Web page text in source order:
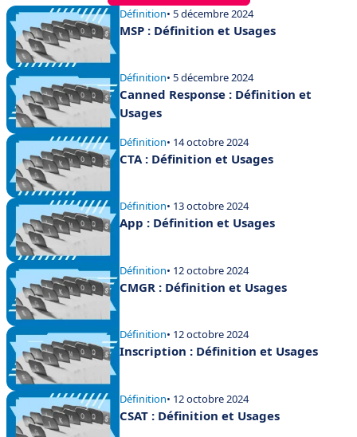
Définition• 5 décembre 2024
MSP : Définition et Usages
Définition• 5 décembre 2024
Canned Response : Définition et
Usages
Définition• 14 octobre 2024
CTA : Définition et Usages
Définition• 13 octobre 2024
App : Définition et Usages
Définition• 12 octobre 2024
CMGR : Définition et Usages
Définition• 12 octobre 2024
Inscription : Définition et Usages
Définition• 12 octobre 2024
CSAT : Définition et Usages